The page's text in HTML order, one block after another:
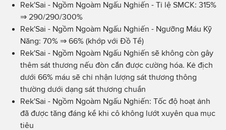
Rek'Sai - Ngồm Ngoàm Ngấu Nghiến - Tỉ lệ SMCK: 315%
⇒ 290/290/300%
Rek'Sai - Ngồm Ngoàm Ngấu Nghiến - Ngưỡng Máu Kỹ
Năng: 70% ⇒ 66% (khớp với Đồ Tể)
Rek'Sai - Ngồm Ngoàm Ngấu Nghiến sẽ không còn gây
thêm sát thương nếu đòn cắn được cường hóa. Kẻ địch
dưới 66% máu sẽ chỉ nhận lượng sát thương thông
thường dưới dạng sát thương chuẩn
Rek'Sai - Ngồm Ngoàm Ngấu Nghiến: Tốc độ hoạt ảnh
đã được tăng đáng kể khi cô không lướt xuyên qua mục
tiêu